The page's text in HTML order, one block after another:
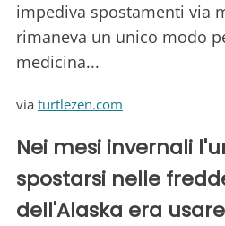
impediva spostamenti via
rimaneva un unico modo
medicina...
via turtlezen.com
Nei mesi invernali
spostarsi nelle
dell'Alaska era